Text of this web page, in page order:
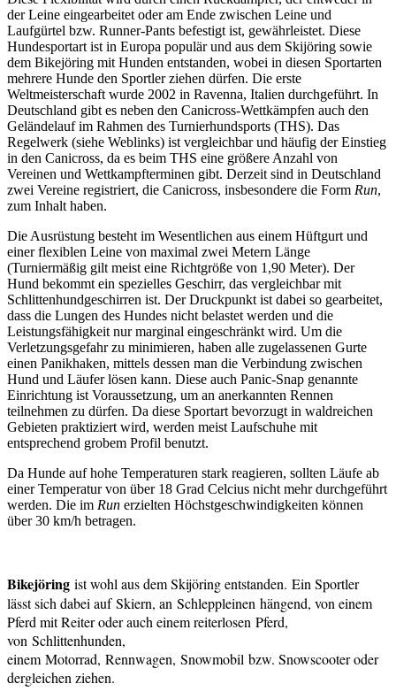
der Leine eingearbeitet oder am Ende zwischen Leine und
Laufgürtel bzw. Runner-Pants befestigt ist, gewährleistet. Diese
Hundesportart ist in Europa populär und aus dem Skijöring sowie
dem Bikejöring mit Hunden entstanden, wobei in diesen Sportarten
mehrere Hunde den Sportler ziehen dürfen. Die erste
Weltmeisterschaft wurde 2002 in Ravenna, Italien durchgeführt. In
Deutschland gibt es neben den Canicross-Wettkämpfen auch den
Geländelauf im Rahmen des Turnierhundsports (THS). Das
Regelwerk (siehe Weblinks) ist vergleichbar und häufig der Einstieg
in den Canicross, da es beim THS eine größere Anzahl von
Vereinen und Wettkampfterminen gibt. Derzeit sind in Deutschland
zwei Vereine registriert, die Canicross, insbesondere die Form Run,
zum Inhalt haben.
Die Ausrüstung besteht im Wesentlichen aus einem Hüftgurt und
einer flexiblen Leine von maximal zwei Metern Länge
(Turniermäßig gilt meist eine Richtgröße von 1,90 Meter). Der
Hund bekommt ein spezielles Geschirr, das vergleichbar mit
Schlittenhundgeschirren ist. Der Druckpunkt ist dabei so gearbeitet,
dass die Lungen des Hundes nicht belastet werden und die
Leistungsfähigkeit nur marginal eingeschränkt wird. Um die
Verletzungsgefahr zu minimieren, haben alle zugelassenen Gurte
einen Panikhaken, mittels dessen man die Verbindung zwischen
Hund und Läufer lösen kann. Diese auch Panic-Snap genannte
Einrichtung ist Voraussetzung, um an anerkannten Rennen
teilnehmen zu dürfen. Da diese Sportart bevorzugt in waldreichen
Gebieten praktiziert wird, werden meist Laufschuhe mit
entsprechend grobem Profil benutzt.
Da Hunde auf hohe Temperaturen stark reagieren, sollten Läufe ab
einer Temperatur von über 18 Grad Celcius nicht mehr durchgeführt
werden. Die im Run erzielten Höchstgeschwindigkeiten können
über 30 km/h betragen.
Bikejöring ist wohl aus dem Skijöring entstanden. Ein Sportler
lässt sich dabei auf Skiern, an Schleppleinen hängend, von einem
Pferd mit Reiter oder auch einem reiterlosen Pferd,
von Schlittenhunden,
einem Motorrad, Rennwagen, Snowmobil bzw. Snowscooter oder
dergleichen ziehen.